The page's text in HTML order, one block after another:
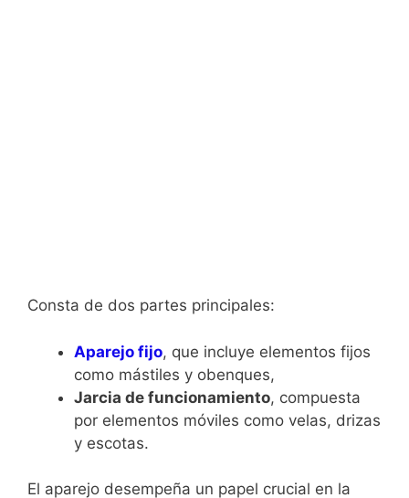
Consta de dos partes principales:
Aparejo fijo, que incluye elementos fijos
como mástiles y obenques,
Jarcia de funcionamiento, compuesta
por elementos móviles como velas, drizas
y escotas.
El aparejo desempeña un papel crucial en la